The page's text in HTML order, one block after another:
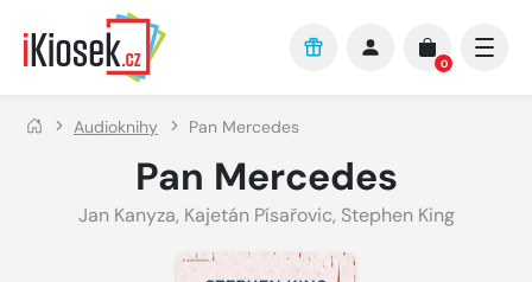
Přejít na hlavní obsah
0
Audioknihy Pan Mercedes
Pan Mercedes
Jan Kanyza, Kajetán Písařovic, Stephen King